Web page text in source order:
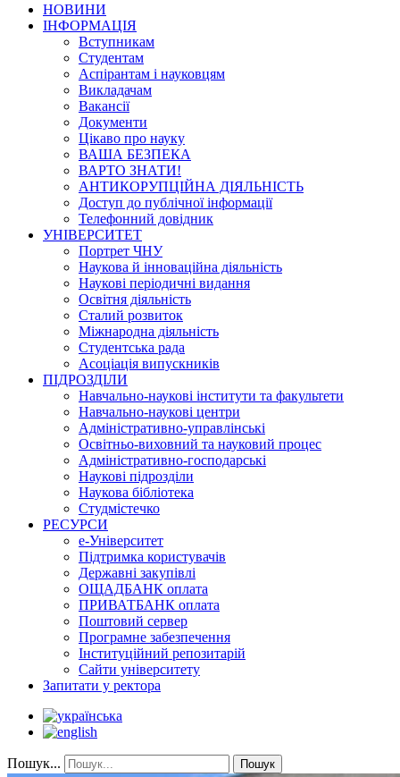
НОВИНИ
ІНФОРМАЦІЯ
Вступникам
Студентам
Аспірантам і науковцям
Викладачам
Вакансії
Документи
Цікаво про науку
ВАША БЕЗПЕКА
ВАРТО ЗНАТИ!
АНТИКОРУПЦІЙНА ДІЯЛЬНІСТЬ
Доступ до публічної інформації
Телефонний довідник
УНІВЕРСИТЕТ
Портрет ЧНУ
Наукова й інноваційна діяльність
Наукові періодичні видання
Освітня діяльність
Сталий розвиток
Міжнародна діяльність
Студентська рада
Асоціація випускників
ПІДРОЗДІЛИ
Навчально-наукові інститути та факультети
Навчально-наукові центри
Адміністративно-управлінські
Освітньо-виховний та науковий процес
Адміністративно-господарські
Наукові підрозділи
Наукова бібліотека
Студмістечко
РЕСУРСИ
е-Університет
Підтримка користувачів
Державні закупівлі
ОЩАДБАНК оплата
ПРИВАТБАНК оплата
Поштовий сервер
Програмне забезпечення
Інституційний репозитарій
Сайти університету
Запитати у ректора
Пошук... Пошук